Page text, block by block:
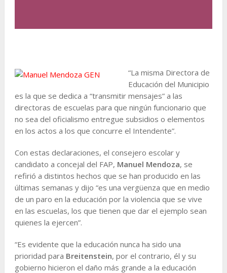
“La misma Directora de
Educación del Municipio
es la que se dedica a “transmitir mensajes” a las
directoras de escuelas para que ningún funcionario que
no sea del oficialismo entregue subsidios o elementos
en los actos a los que concurre el Intendente”.
Con estas declaraciones, el consejero escolar y
candidato a concejal del FAP, Manuel Mendoza, se
refirió a distintos hechos que se han producido en las
últimas semanas y dijo “es una vergüenza que en medio
de un paro en la educación por la violencia que se vive
en las escuelas, los que tienen que dar el ejemplo sean
quienes la ejercen”.
“Es evidente que la educación nunca ha sido una
prioridad para Breitenstein, por el contrario, él y su
gobierno hicieron el daño más grande a la educación